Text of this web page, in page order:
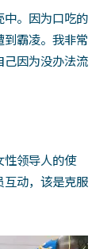
。因为口吃的
霸凌。我非常
因为没办法流
性领导人的使
动，该是克服